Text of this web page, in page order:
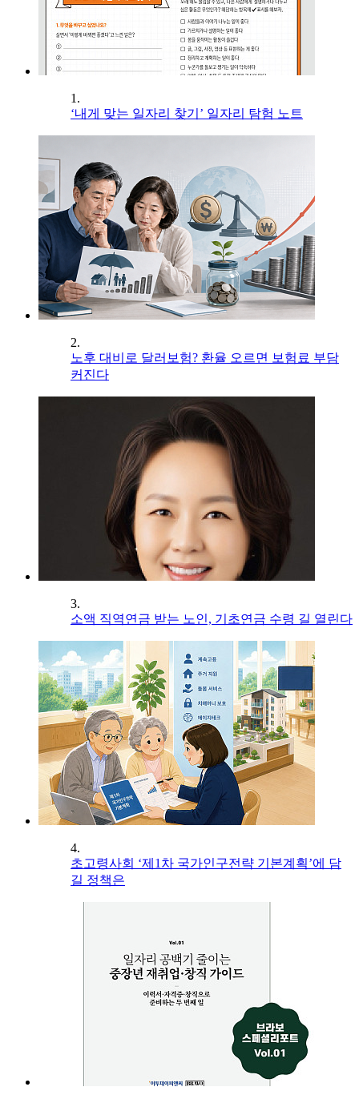
1.
‘내게 맞는 일자리 찾기’ 일자리 탐험 노트
2.
노후 대비로 달러보험? 환율 오르면 보험료 부담
커진다
3.
소액 직역연금 받는 노인, 기초연금 수령 길 열린다
4.
초고령사회 ‘제1차 국가인구전략 기본계획’에 담
길 정책은